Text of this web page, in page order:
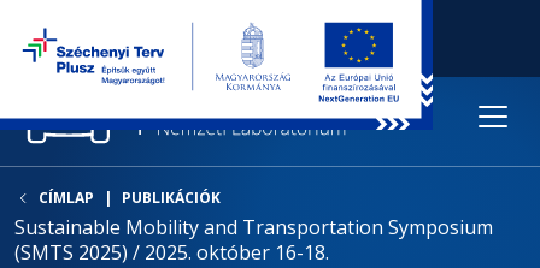
CÍMLAP PUBLIKÁCIÓK
Sustainable Mobility and Transportation Symposium
(SMTS 2025) / 2025. október 16-18.